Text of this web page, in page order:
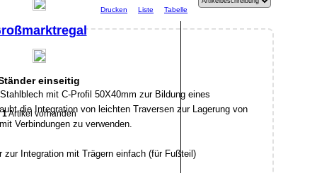
einseitig
1Artikel vorhanden
Drucken Liste Tabelle
mit C-Profil 50X40mm zur Bildung eines
die Integration von leichten Traversen zur Lagerung von
Verbindungen zu verwenden.
Integration mit Trägern einfach (für Fußteil)